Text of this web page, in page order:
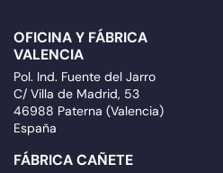
OFICINA Y FÁBRICA
VALENCIA
Pol. Ind. Fuente del Jarro
C/ Villa de Madrid, 53
46988 Paterna (Valencia)
España
FÁBRICA CAÑETE